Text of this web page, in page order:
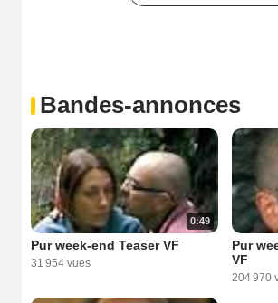
Bandes-annonces
0:49
Pur week-end Teaser VF
31 954 vues
Pur
VF
204 970